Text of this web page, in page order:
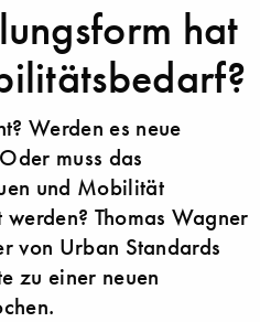
hat
Werden es neue
muss das
und Mobilität
Thomas Wagner
von Urban Standards
zu einer neuen